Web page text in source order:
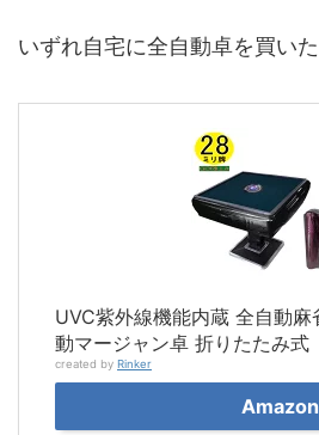
いずれ自宅に全自動卓を買い
UVC紫外線機能内蔵 全自動
動マージャン卓 折りたたみ式
created by Rinker
Amazon